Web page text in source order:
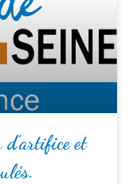
d’artifice et